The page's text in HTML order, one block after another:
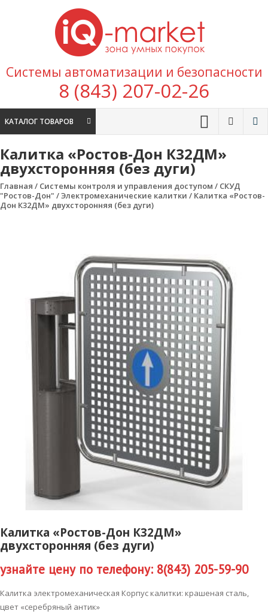
Перейти к содержимому
покупок
Системы автоматизации и безопасности
8 (843) 207-02-26
КАТАЛОГ ТОВАРОВ
Калитка «Ростов-Дон К32ДМ»
двухсторонняя (без дуги)
Главная / Системы контроля и управления доступом / СКУД
"Ростов-Дон" /Электромеханические калитки / Калитка «Ростов-
Дон К32ДМ» двухсторонняя (без дуги)
Калитка «Ростов-Дон К32ДМ»
двухсторонняя (без дуги)
узнайте цену по телефону: 8(843) 205-59-90
Калитка электромеханическая Корпус калитки: крашеная сталь,
цвет «серебряный антик»